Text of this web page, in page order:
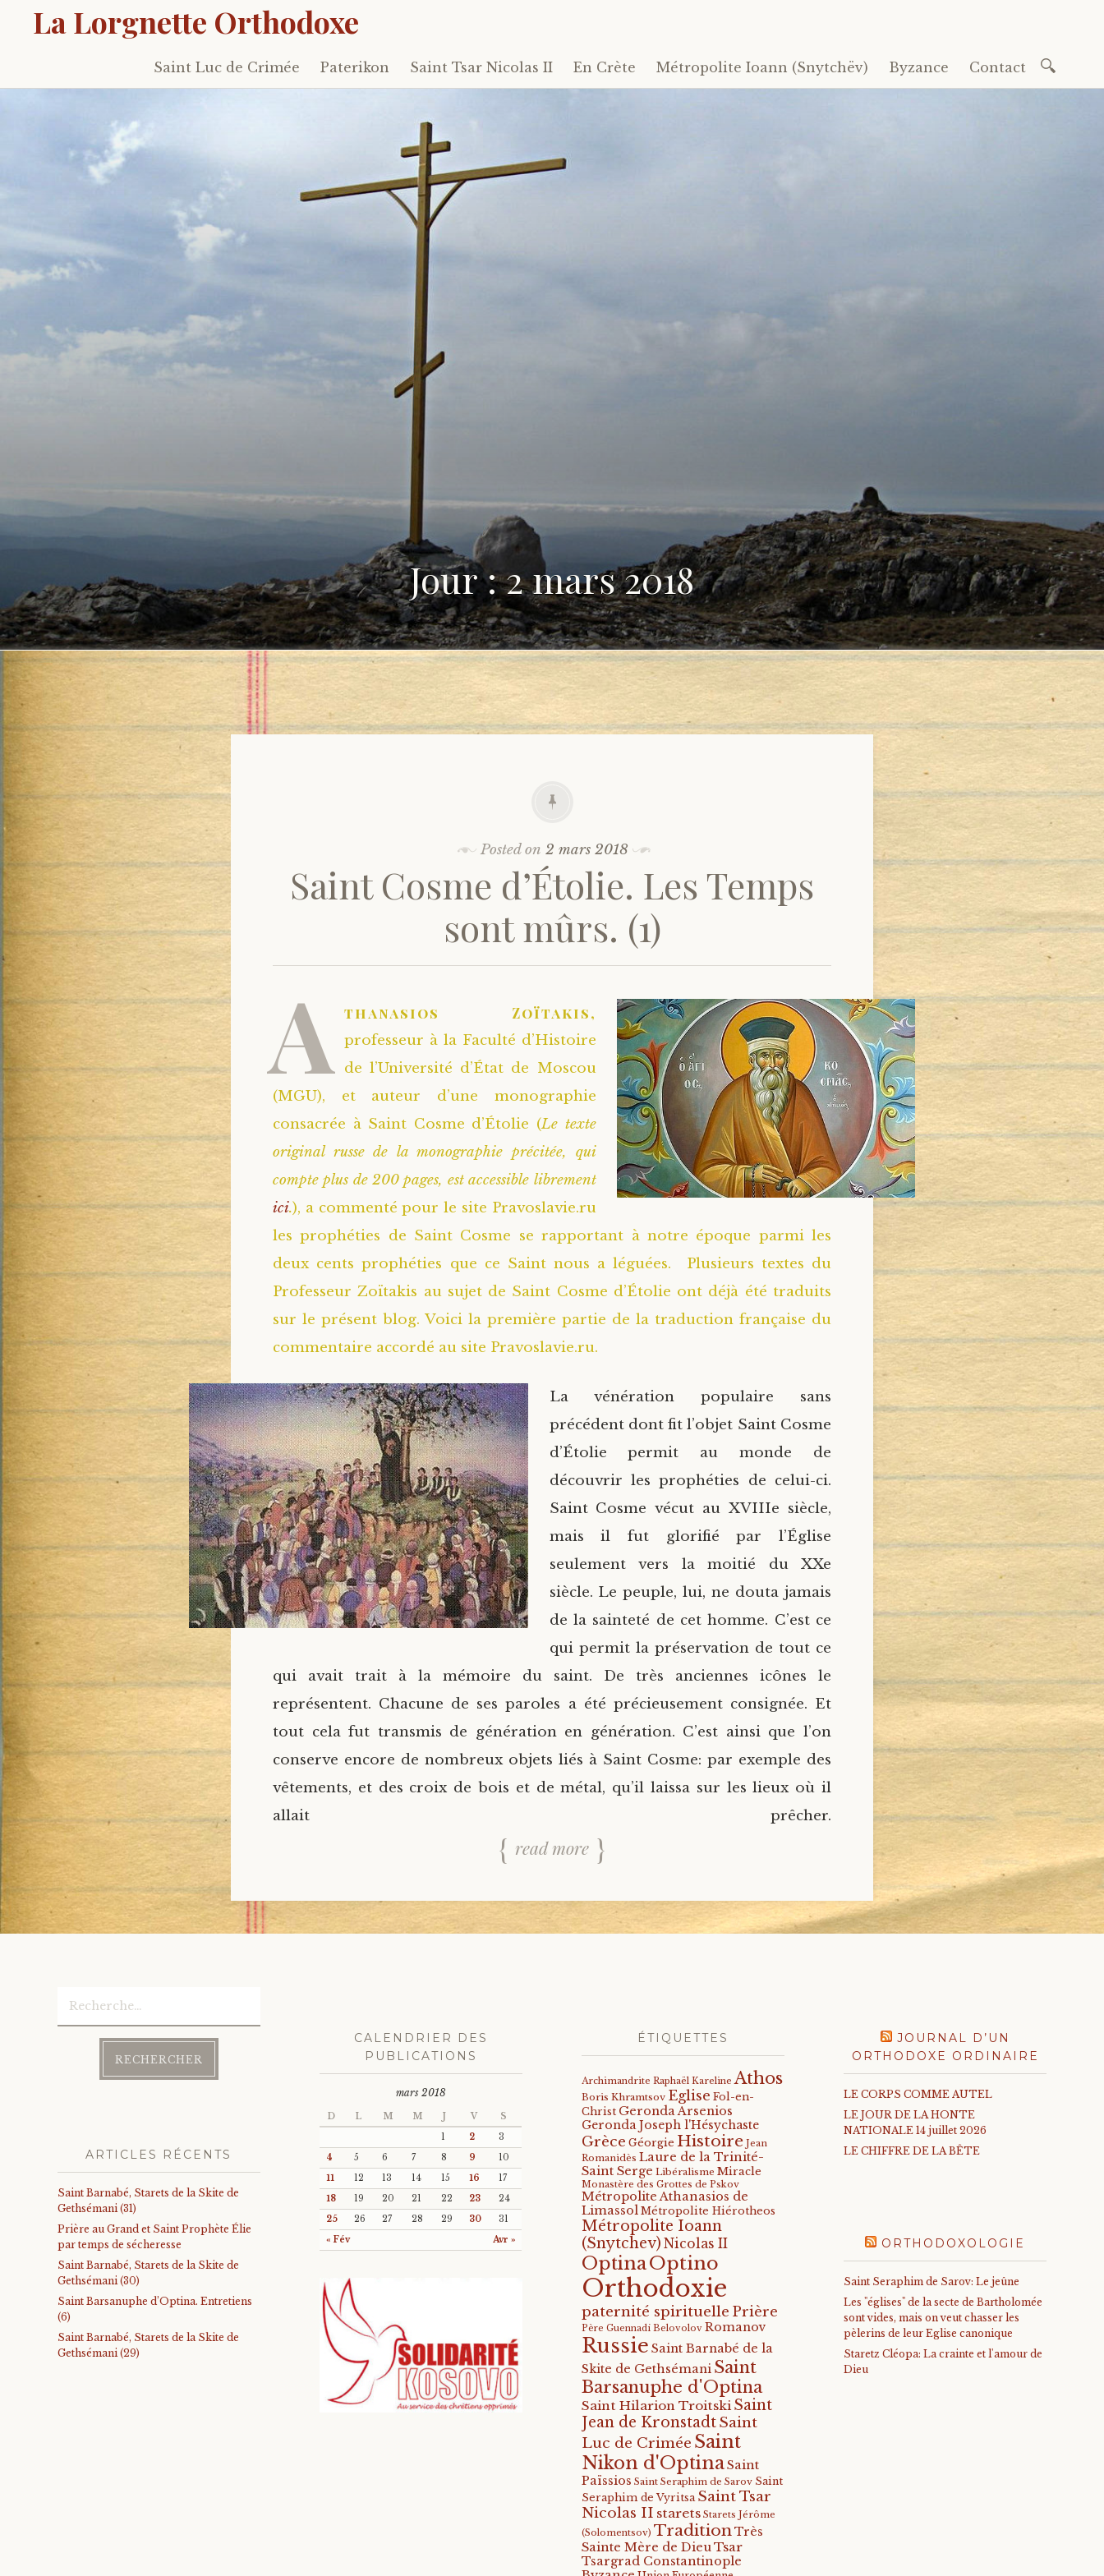
La Lorgnette Orthodoxe
Skip
to
Saint Luc de Crimée Paterikon Saint Tsar Nicolas II En Crète Métropolite Ioann (Snytchëv) Byzance Contact
Jour : 2 mars 2018
Posted on2 mars 2018
Saint Cosme d’Étolie. Les Temps
sont mûrs. (1)
A thanasios Zoïtakis,
professeur à la Faculté d’Histoire
de l’Université d’État de Moscou
(MGU), et auteur d’une monographie
consacrée à Saint Cosme d’Étolie (Le texte
original russe de la monographie précitée, qui
compte plus de 200 pages, est accessible librement
ici.), a commenté pour le site Pravoslavie.ru
les prophéties de Saint Cosme se rapportant à notre époque parmi les
deux cents prophéties que ce Saint nous a léguées. Plusieurs textes du
Professeur Zoïtakis au sujet de Saint Cosme d’Étolie ont déjà été traduits
sur le présent blog. Voici la première partie de la traduction française du
commentaire accordé au site Pravoslavie.ru.
La vénération populaire sans
précédent dont fit l’objet Saint Cosme
d’Étolie permit au monde de
découvrir les prophéties de celui-ci.
Saint Cosme vécut au XVIIIe siècle,
mais il fut glorifié par l’Église
seulement vers la moitié du XXe
siècle. Le peuple, lui, ne douta jamais
de la sainteté de cet homme. C’est ce
qui permit la préservation de tout ce
qui avait trait à la mémoire du saint. De très anciennes icônes le
représentent. Chacune de ses paroles a été précieusement consignée. Et
tout cela fut transmis de génération en génération. C’est ainsi que l’on
conserve encore de nombreux objets liés à Saint Cosme: par exemple des
vêtements, et des croix de bois et de métal, qu’il laissa sur les lieux où il
allait prêcher.
read more
Rechercher :
ARTICLES RÉCENTS
Saint Barnabé, Starets de la Skite de
Gethsémani (31)
Prière au Grand et Saint Prophète Élie
par temps de sécheresse
Saint Barnabé, Starets de la Skite de
Gethsémani (30)
Saint Barsanuphe d’Optina. Entretiens
(6)
Saint Barnabé, Starets de la Skite de
Gethsémani (29)
CALENDRIER DES
PUBLICATIONS
mars 2018
D L M M J V S
« Fév Avr »
1 2
3
4
5 6 7 8 9
10
11
12 13 14 15 16
17
18
19 20 21 22 23
24
25
26 27 28 29 30 31
ÉTIQUETTES
Archimandrite Raphaël Kareline Athos
Boris Khramtsov Eglise Fol-en-
Christ Geronda Arsenios
Geronda Joseph l'Hésychaste
Grèce Géorgie Histoire Jean
Romanidès Laure de la Trinité-
Saint Serge Libéralisme Miracle
Monastère des Grottes de Pskov
Métropolite Athanasios de
Limassol Métropolite Hiérotheos
Métropolite Ioann
(Snytchev) Nicolas II
OptinaOptino
Orthodoxie
paternité spirituelle Prière
Père Guennadi Belovolov Romanov
Russie Saint Barnabé de la
Skite de Gethsémani Saint
Barsanuphe d'Optina
Saint Hilarion TroitskiSaint
Jean de KronstadtSaint
Luc de Crimée Saint
Nikon d'OptinaSaint
Païssios Saint Seraphim de Sarov Saint
Seraphim de Vyritsa Saint Tsar
Nicolas II starets Starets Jérôme
(Solomentsov) TraditionTrès
Sainte Mère de DieuTsar
Tsargrad Constantinople
JOURNAL D’UN
ORTHODOXE ORDINAIRE
LE CORPS COMME AUTEL
LE JOUR DE LA HONTE
NATIONALE 14 juillet 2026
LE CHIFFRE DE LA BÊTE
ORTHODOXOLOGIE
Saint Seraphim de Sarov: Le jeûne
Les "églises" de la secte de Bartholomée
sont vides, mais on veut chasser les
pèlerins de leur Eglise canonique
Staretz Cléopa: La crainte et l'amour de
Dieu